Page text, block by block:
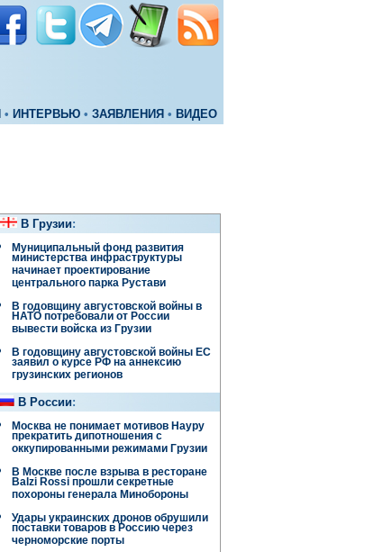
• ИНТЕРВЬЮ • ЗАЯВЛЕНИЯ • ВИДЕО
В Грузии:
Муниципальный фонд развития
министерства инфраструктуры
начинает проектирование
центрального парка Рустави
В годовщину августовской войны в
НАТО потребовали от России
вывести войска из Грузии
В годовщину августовской войны ЕС
заявил о курсе РФ на аннексию
грузинских регионов
В России:
Москва не понимает мотивов Науру
прекратить дипотношения с
оккупированными режимами Грузии
В Москве после взрыва в ресторане
Balzi Rossi прошли секретные
похороны генерала Минобороны
Удары украинских дронов обрушили
поставки товаров в Россию через
черноморские порты